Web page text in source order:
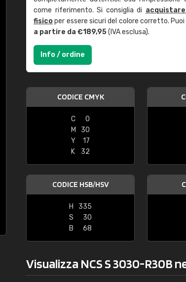
come riferimento. Si consiglia di
fisicoper essere sicuri del colore corretto.
a partire da €189,95(IVA esclusa).
Info / ordine
CODICE CMYK
C
0
M
30
Y
17
K
32
CODICE HSB/HSV
H
335
S
30
B
68
Visualizza NCS S 3030-R30B